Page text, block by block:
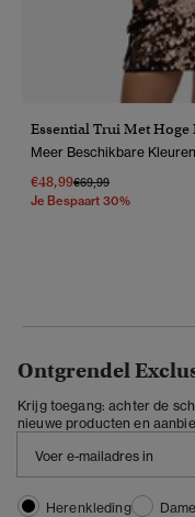
Essential Trui Met Hoge
Meer Beschikbare Kleuren
€48,99Prijs Verlaagd Van
€69,99Naar
Je Bespaart 30%
Ontgrendel
Krijg toegang: achter de
nieuwe producten en
Herenkleding